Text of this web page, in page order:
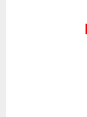
podrá